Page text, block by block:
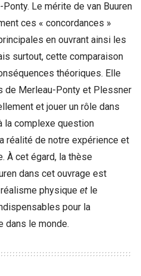
Le mérite de van Buuren
ces « concordances »
en ouvrant ainsi les
surtout, cette comparaison
théoriques. Elle
de Merleau-Ponty et Plessner
et jouer un rôle dans
la complexe question
réalité de notre expérience et
À cet égard, la thèse
dans cet ouvrage est
physique et le
pour la
dans le monde.